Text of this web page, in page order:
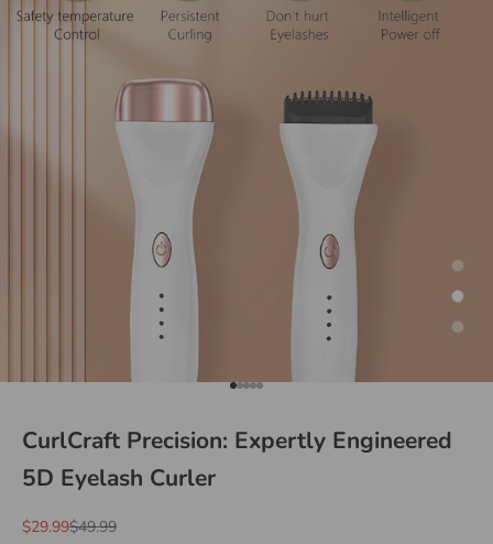
Go to item 1
Go to item 2
Go to item 3
Go to item 4
Go to item 5
CurlCraft Precision: Expertly Engineered
5D Eyelash Curler
Sale price
$29.99Regular price
$49.99